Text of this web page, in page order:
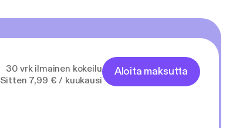
30 vrk ilmainen kokeilu
Sitten 7,99 € / kuukausi
Aloita maksutta